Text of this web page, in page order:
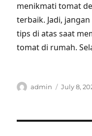
menikmati tomat
terbaik. Jadi,
tips di atas saat
tomat di rumah.
Author
admin
Posted
July 8,